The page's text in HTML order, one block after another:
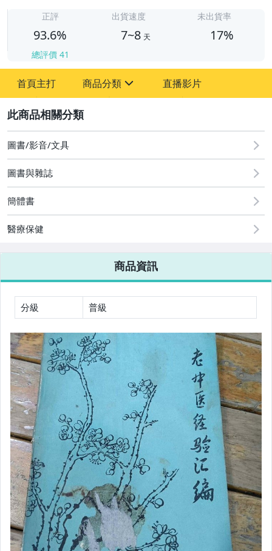
正評
93.6%
總評價 41
出貨速度
7~8 天
未出貨率
17%
首頁主打 商品分類
嬰幼兒與孕婦
圖書/影音/文具
玩具、模型與公仔
男性精品與服飾
女包精品與女鞋
直播影片
圖書/影音/文具
圖書與雜誌
簡體書
醫療保健
商品資訊
分級 普級